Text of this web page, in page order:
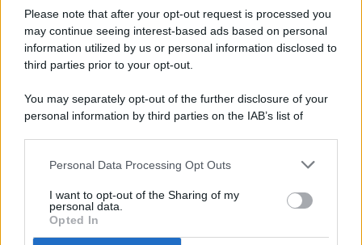
Please note that after your opt-out request is processed you
may continue seeing interest-based ads based on personal
information utilized by us or personal information disclosed to
third parties prior to your opt-out.
You may separately opt-out of the further disclosure of your
personal information by third parties on the IAB’s list of
This information may also be disclosed by us to third parties
disclose it to other third parties.
Personal Data Processing Opt Outs
I want to opt-out of the Sharing of my
personal data.
Opted In
ISCRIZIONE AL ROC N. 35792 – ISCRITTA ALL’ANSO
(ASSOCIAZIONE NAZIONALE STAMPA ONLINE)
PREFERENZE PRIVACY